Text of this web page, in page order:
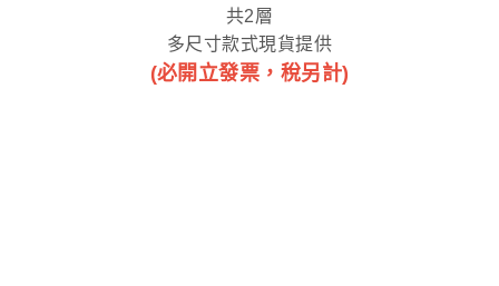
共2層
多尺寸款式現貨提供
(必開立發票，稅另計)